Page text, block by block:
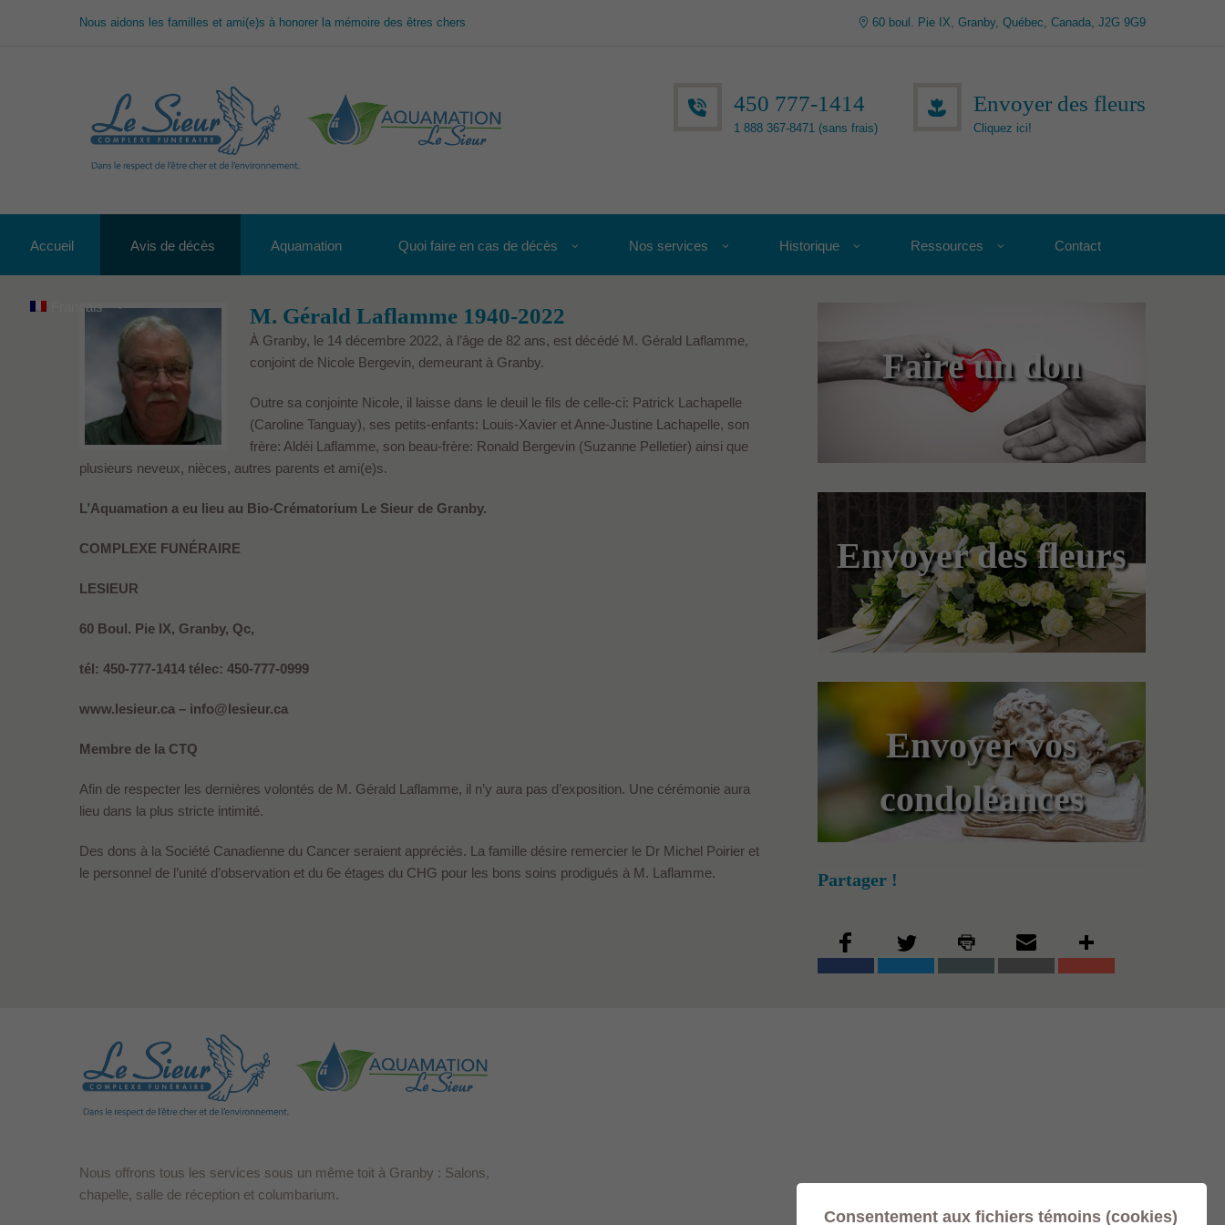
Nous aidons les familles et ami(e)s à honorer la mémoire des êtres chers 60 boul. Pie IX, Granby, Québec, Canada, J2G 9G9
450 777-1414
1 888 367-8471 (sans frais)
Envoyer des fleurs
Cliquez ici!
Accueil Avis de décès Aquamation Quoi faire en cas de décès Nos services Historique Ressources Contact
Français M. Gérald Laflamme 1940-2022
À Granby, le 14 décembre 2022, à l’âge de 82 ans, est décédé M. Gérald Laflamme,
conjoint de Nicole Bergevin, demeurant à Granby.
Outre sa conjointe Nicole, il laisse dans le deuil le fils de celle-ci: Patrick Lachapelle
(Caroline Tanguay), ses petits-enfants: Louis-Xavier et Anne-Justine Lachapelle, son
frère: Aldéi Laflamme, son beau-frère: Ronald Bergevin (Suzanne Pelletier) ainsi que
plusieurs neveux, nièces, autres parents et ami(e)s.
L’Aquamation a eu lieu au Bio-Crématorium Le Sieur de Granby.
COMPLEXE FUNÉRAIRE
LESIEUR
60 Boul. Pie IX, Granby, Qc,
tél: 450-777-1414 télec: 450-777-0999
www.lesieur.ca – info@lesieur.ca
Membre de la CTQ
Afin de respecter les dernières volontés de M. Gérald Laflamme, il n’y aura pas d’exposition. Une cérémonie aura
lieu dans la plus stricte intimité.
Des dons à la Société Canadienne du Cancer seraient appréciés. La famille désire remercier le Dr Michel Poirier et
le personnel de l’unité d’observation et du 6e étages du CHG pour les bons soins prodigués à M. Laflamme.
Faire un don
Envoyer des fleurs
Envoyer vos
condoléances
Partager !
Nous offrons tous les services sous un même toit à Granby : Salons,
chapelle, salle de réception et columbarium.
Consentement aux fichiers témoins (cookies)